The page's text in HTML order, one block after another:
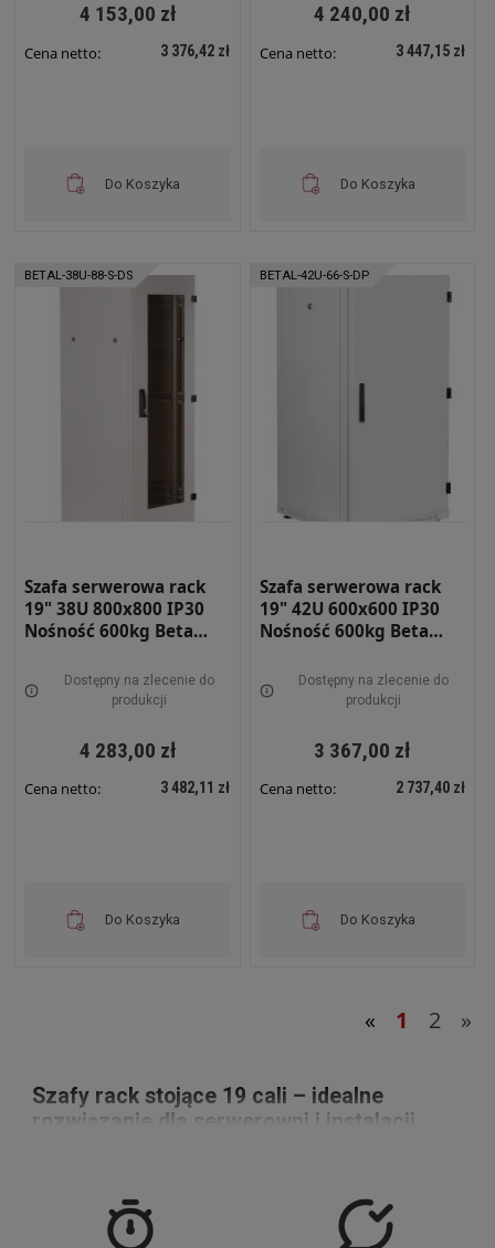
4 153,00 zł
Cena netto: 3 376,42 zł
Do Koszyka
4 240,00 zł
Cena netto: 3 447,15 zł
Do Koszyka
BETAL-38U-88-S-DS
Szafa serwerowa rack
19" 38U 800x800 IP30
Nośność 600kg Beta
SZARA BETAL-38U-88-S-
DS
Dostępny na zlecenie do
produkcji
4 283,00 zł
Cena netto: 3 482,11 zł
Do Koszyka
BETAL-42U-66-S-DP
Szafa serwerowa rack
19" 42U 600x600 IP30
Nośność 600kg Beta
SZARA BETAL-42U-66-S-
DP
Dostępny na zlecenie do
produkcji
3 367,00 zł
Cena netto: 2 737,40 zł
Do Koszyka
« 1 2 »
Szafy rack stojące 19 cali – idealne
rozwiązanie dla serwerowni i instalacji
serwerowni, biura, a także instalacji przemysłowych czy
teleinformatycznych. Dzięki standaryzowanemu rozmiarowi